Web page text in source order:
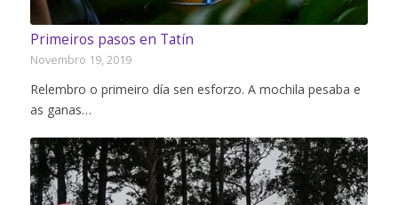
Primeiros pasos en Tatín
Novembro 19, 2019
Relembro o primeiro día sen esforzo. A mochila pesaba e
as ganas…